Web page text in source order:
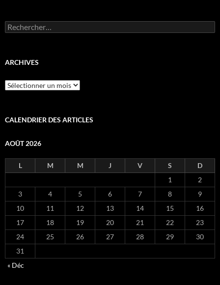
Rechercher :
ARCHIVES
Archives
CALENDRIER DES ARTICLES
AOÛT 2026
L M M J V S
D
1
2
3
4 5 6 7 8
9
10
11 12 13 14 15
16
17
18 19 20 21 22
23
24
25 26 27 28 29
30
31
« Déc